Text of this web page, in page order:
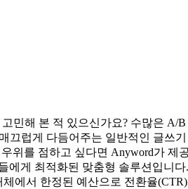
민해 본 적 있으신가요? 수많은 A/
럽게 다듬어주는 일반적인 글쓰
위를 점하고 싶다면 Anyword가 제
게 최적화된 맞춤형 솔루션입니
에서 한정된 예산으로 전환율